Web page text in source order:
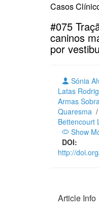
Casos
#075
caninos
por
Sónia
Latas
Armas
Quaresma /
Bettencourt
Show
DOI:
http://
Article Info